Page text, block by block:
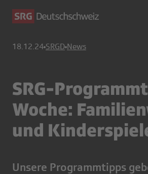
18.12.24 SRGD News
SRG-
Woche:
und
Unsere Programmtipps